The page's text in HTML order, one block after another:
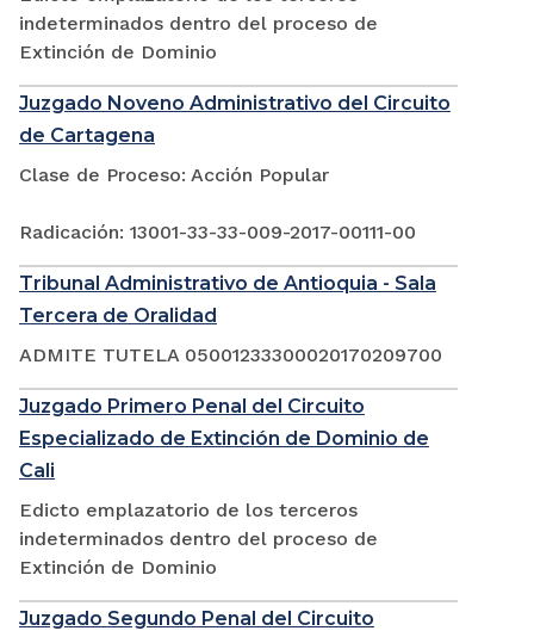
indeterminados dentro del proceso de
Extinción de Dominio
Juzgado Noveno Administrativo del Circuito
de Cartagena
Clase de Proceso: Acción Popular
Radicación: 13001-33-33-009-2017-00111-00
Tribunal Administrativo de Antioquia - Sala
Tercera de Oralidad
ADMITE TUTELA 05001233300020170209700
Juzgado Primero Penal del Circuito
Especializado de Extinción de Dominio de
Cali
Edicto emplazatorio de los terceros
indeterminados dentro del proceso de
Extinción de Dominio
Juzgado Segundo Penal del Circuito